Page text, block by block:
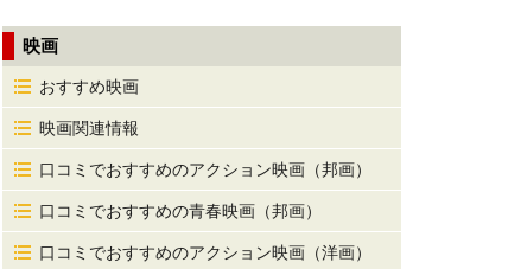
映画
おすすめ映画
映画関連情報
口コミでおすすめのアクション映画（邦画）
口コミでおすすめの青春映画（邦画）
口コミでおすすめのアクション映画（洋画）